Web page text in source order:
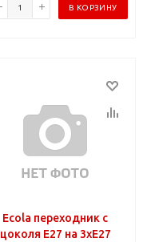
В КОРЗИНУ
Ecola переходник с
цоколя E27 на 3хE27